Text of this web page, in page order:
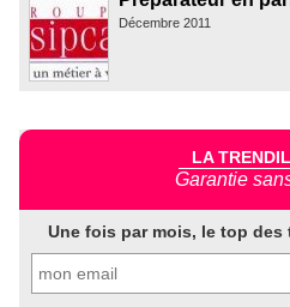
Décembre 2011
LA
Garantie
Une fois par mois, le top